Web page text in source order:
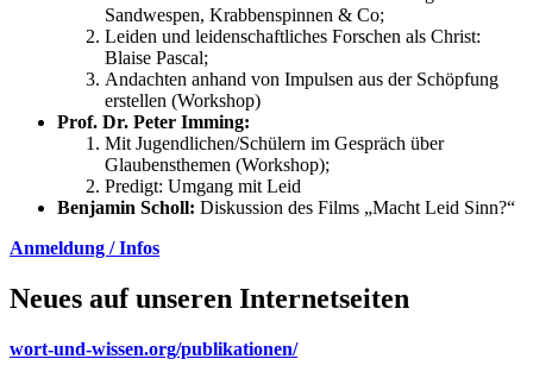
Sandwespen, Krabbenspinnen & Co;
Leiden und leidenschaftliches Forschen als Christ:
Blaise Pascal;
Andachten anhand von Impulsen aus der Schöpfung
erstellen (Workshop)
Prof. Dr. Peter Imming:
Mit Jugendlichen/Schülern im Gespräch über
Glaubensthemen (Workshop);
Predigt: Umgang mit Leid
Benjamin Scholl: Diskussion des Films „Macht Leid Sinn?“
Anmeldung / Infos
Neues auf unseren Internetseiten
wort-und-wissen.org/publikationen/